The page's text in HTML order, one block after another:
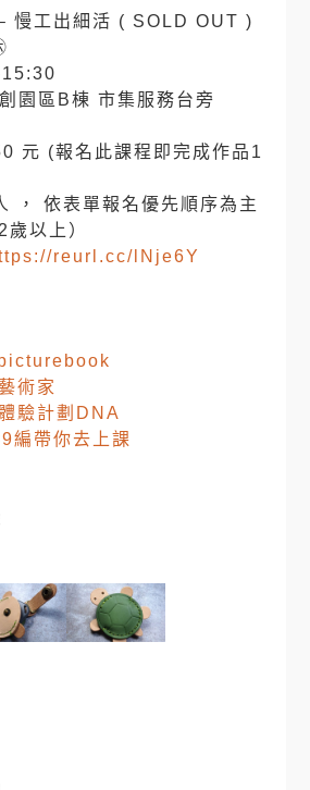
慢工出細活 ( SOLD OUT )
園區B棟 市集服務台旁
元 (報名此課程即完成作品1
， 依表單報名優先順序為主
歲以上）
reurl.cc/lNje6Y
術家
驗計劃DNA
編帶你去上課